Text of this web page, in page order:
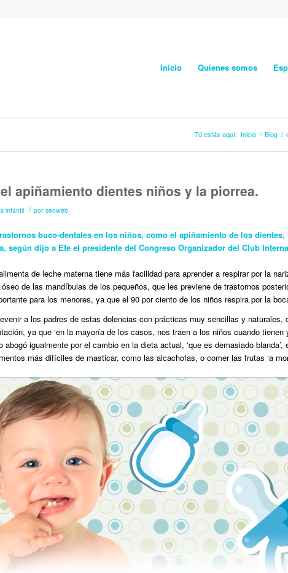
Inicio Quienes somos
Tú estás aquí: Inicio / Blog /
apiñamiento dientes niños y la piorrea.
infantil / porseoweb
buco-dentales en los niños, como el apiñamiento de los dientes,
según dijo a Efe el presidente del Congreso Organizador del Club
de leche materna tiene más facilidad para aprender a respirar por la
de las mandíbulas de los pequeños, que les previene de trastornos
para los menores, ya que el 90 por ciento de los niños respira por la
a los padres de estas dolencias con prácticas muy sencillas y naturales,
ya que ‘en la mayoría de los casos, nos traen a los niños cuando tienen
abogó igualmente por el cambio en la dieta actual, ‘que es demasiado
más difíciles de masticar, como las alcachofas, o comer las frutas ‘a